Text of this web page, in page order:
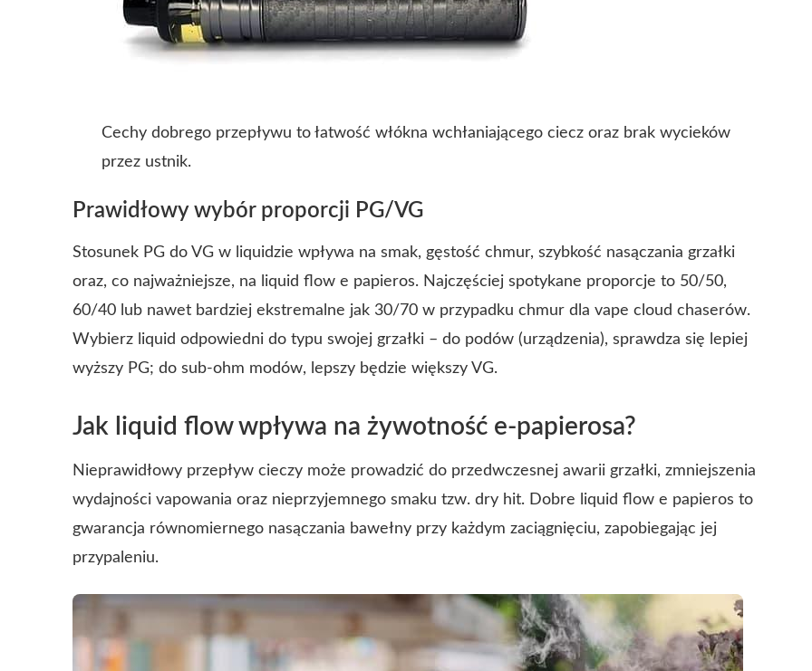
Cechy dobrego przepływu to łatwość włókna wchłaniającego ciecz oraz brak wycieków
przez ustnik.
Prawidłowy wybór proporcji PG/VG
Stosunek PG do VG w liquidzie wpływa na smak, gęstość chmur, szybkość nasączania grzałki
oraz, co najważniejsze, na liquid flow e papieros. Najczęściej spotykane proporcje to 50/50,
60/40 lub nawet bardziej ekstremalne jak 30/70 w przypadku chmur dla vape cloud chaserów.
Wybierz liquid odpowiedni do typu swojej grzałki – do podów (urządzenia), sprawdza się lepiej
wyższy PG; do sub-ohm modów, lepszy będzie większy VG.
Jak liquid flow wpływa na żywotność e-papierosa?
Nieprawidłowy przepływ cieczy może prowadzić do przedwczesnej awarii grzałki, zmniejszenia
wydajności vapowania oraz nieprzyjemnego smaku tzw. dry hit. Dobre liquid flow e papieros to
gwarancja równomiernego nasączania bawełny przy każdym zaciągnięciu, zapobiegając jej
przypaleniu.